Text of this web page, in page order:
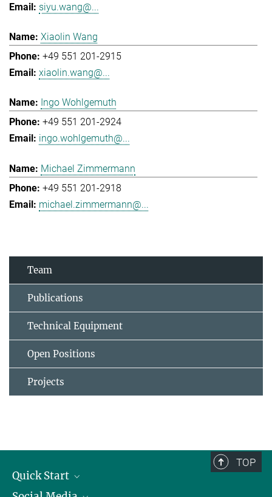
siyu.wang@...
Xiaolin Wang
+49 551 201-2915
xiaolin.wang@...
Ingo Wohlgemuth
+49 551 201-2924
ingo.wohlgemuth@...
Michael Zimmermann
+49 551 201-2918
michael.zimmermann@...
Team
Publications
Technical Equipment
Open Positions
Projects
TOP
Quick Start